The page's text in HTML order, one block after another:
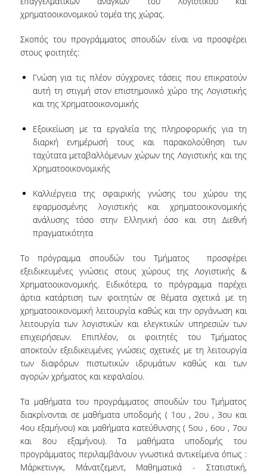
ΜΗΤΡΩΑ ΤΜΗΜΑΤΟΣ
ΣΠΟΥΔΕΣ
ΠΡΟΠΤΥΧΙΑΚΕΣ
ΟΔΗΓΟΣ ΣΠΟΥΔΩΝ
ΜΑΘΗΜΑΤΑ ΠΡΟΓΡΑΜΜΑΤΟΣ ΣΠΟΥΔΩΝ
ΑΚΑΔΗΜΑΪΚΟ ΗΜΕΡΟΛΟΓΙΟ
ΚΑΝΟΝΙΣΜΟΣ ΔΙΕΞΑΓΩΓΗΣ ΕΞΕΤΑΣΕΩΝ
ΥΠΟΤΡΟΦΙΕΣ
ΠΡΑΚΤΙΚΗ ΑΣΚΗΣΗ
ERASMUS+
ΜΕΤΑΠΤΥΧΙΑΚΕΣ
ΔΙΔΑΚΤΟΡΙΚΕΣ
ΥΠΗΡΕΣΙΕΣ & ΥΠΟΔΟΜΕΣ
ΕΡΓΑΣΤΗΡΙΑ
ΚΕΝΤΡΟ ΥΠΟΛΟΓΙΣΤΩΝ
ΒΙΒΛΙΟΘΗΚΗ
χρηματοοικονομικού τομέα της χώρας.
Σκοπός του προγράμματος σπουδών είναι να προσφέρει
στους φοιτητές:
Γνώση για τις πλέον σύγχρονες τάσεις που επικρατούν
αυτή τη στιγμή στον επιστημονικό χώρο της Λογιστικής
και της Χρηματοοικονομικής
Εξοικείωση με τα εργαλεία της πληροφορικής για τη
διαρκή ενημέρωσή τους και παρακολούθηση των
ταχύτατα μεταβαλλόμενων χώρων της Λογιστικής και της
Χρηματοοικονομικής
Καλλιέργεια της σφαιρικής γνώσης του χώρου της
εφαρμοσμένης λογιστικής και χρηματοοικονομικής
ανάλυσης τόσο στην Ελληνική όσο και στη Διεθνή
πραγματικότητα
Το πρόγραμμα σπουδών του Τμήματος προσφέρει
εξειδικευμένες γνώσεις στους χώρους της Λογιστικής &
Χρηματοοικονομικής. Ειδικότερα, το πρόγραμμα παρέχει
άρτια κατάρτιση των φοιτητών σε θέματα σχετικά με τη
χρηματοοικονομική λειτουργία καθώς και την οργάνωση και
λειτουργία των λογιστικών και ελεγκτικών υπηρεσιών των
επιχειρήσεων. Επιπλέον, οι φοιτητές του Τμήματος
αποκτούν εξειδικευμένες γνώσεις σχετικές με τη λειτουργία
των διαφόρων πιστωτικών ιδρυμάτων καθώς και των
αγορών χρήματος και κεφαλαίου.
Τα μαθήματα του προγράμματος σπουδών του Τμήματος
διακρίνονται σε μαθήματα υποδομής ( 1ου , 2ου , 3ου και
4ου εξαμήνου) και μαθήματα κατεύθυνσης ( 5ου , 6ου , 7ου
και 8ου εξαμήνου). Τα μαθήματα υποδομής του
προγράμματος περιλαμβάνουν γνωστικά αντικείμενα όπως :
Μάρκετινγκ, Μάνατζεμεντ, Μαθηματικά - Στατιστική,